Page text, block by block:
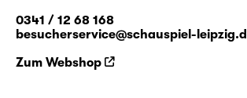
0341 / 12 68 168
besucherservice@schauspiel-
Zum Webshop